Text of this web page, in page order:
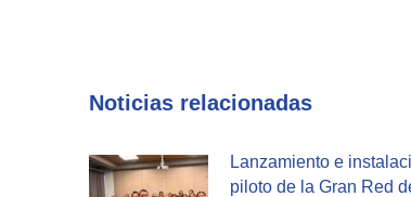
Noticias relacionadas
Lanzamiento e
piloto de la Gran Red